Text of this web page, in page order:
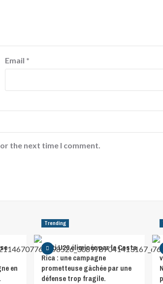
Email *
the next time I comment.
en
Trending
Haïti U20 éliminée par le Costa
Rica : une campagne
prometteuse gâchée par une
défense trop fragile.